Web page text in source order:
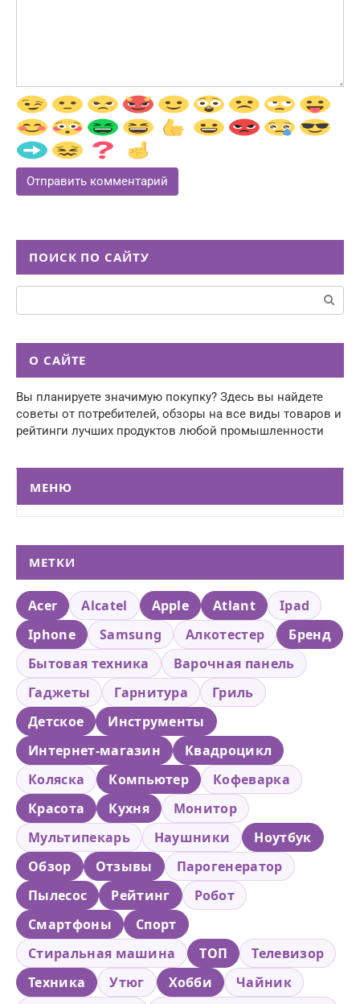
ПОИСК ПО САЙТУ
Поиск:
О САЙТЕ
Вы планируете значимую покупку? Здесь вы найдете
советы от потребителей, обзоры на все виды товаров и
рейтинги лучших продуктов любой промышленности
МЕНЮ
МЕТКИ
Acer Alcatel Apple Atlant
Ipad
Iphone
Samsung Алкотестер
Бренд
Бытовая техника
Варочная панель
Гаджеты
Гарнитура
Гриль
Детское
Инструменты
Интернет-магазин
Квадроцикл
Коляска
Компьютер
Кофеварка
Красота
Кухня
Монитор
Мультипекарь
Наушники
Ноутбук
Обзор
Отзывы
Парогенератор
Пылесос
Рейтинг
Робот
Смартфоны
Спорт
Стиральная машина
ТОП
Телевизор
Техника
Утюг Хобби
Чайник